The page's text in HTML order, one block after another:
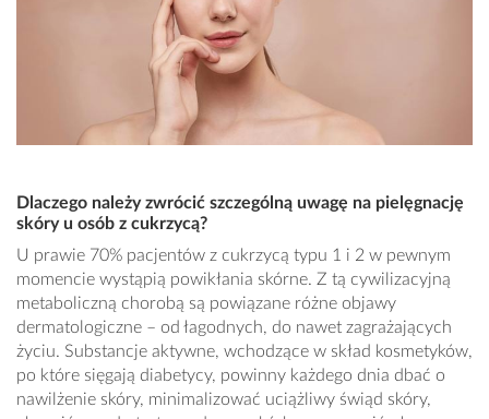
Dlaczego należy zwrócić szczególną uwagę na pielęgnację
skóry u osób z cukrzycą?
U prawie 70% pacjentów z cukrzycą typu 1 i 2 w pewnym
momencie wystąpią powikłania skórne. Z tą cywilizacyjną
metaboliczną chorobą są powiązane różne objawy
dermatologiczne – od łagodnych, do nawet zagrażających
życiu. Substancje aktywne, wchodzące w skład kosmetyków,
po które sięgają diabetycy, powinny każdego dnia dbać o
nawilżenie skóry, minimalizować uciążliwy świąd skóry,